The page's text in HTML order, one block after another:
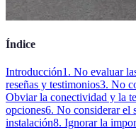
Índice
Introducción1. No evaluar
reseñas y testimonios3. No
Obviar la conectividad y la
opciones6. No considerar el
instalación8. Ignorar la